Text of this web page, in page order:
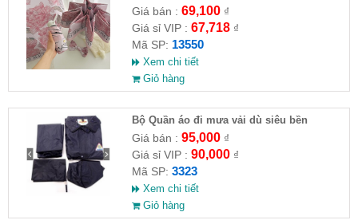
Giá bán : 69,100₫
Giá sỉ VIP : 67,718₫
Mã SP: 13550
Xem chi tiết
Giỏ hàng
Bộ Quần áo đi mưa vải dù siêu bền
Giá bán : 95,000₫
Giá sỉ VIP : 90,000₫
Mã SP: 3323
Xem chi tiết
Giỏ hàng